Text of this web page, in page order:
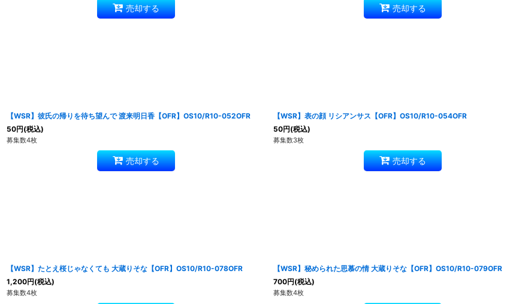
売却する 売却する
【WSR】彼氏の帰りを待ち望んで 渡来明日香【OFR】OS10/R10-052OFR
50円(税込)
募集数4枚
売却する
【WSR】表の顔 リシアンサス【OFR】OS10/R10-054OFR
50円(税込)
募集数3枚
売却する
【WSR】たとえ桜じゃなくても 大蔵りそな【OFR】OS10/R10-078OFR
1,200円(税込)
募集数4枚
【WSR】秘められた思慕の情 大蔵りそな【OFR】OS10/R10-079OFR
700円(税込)
募集数4枚